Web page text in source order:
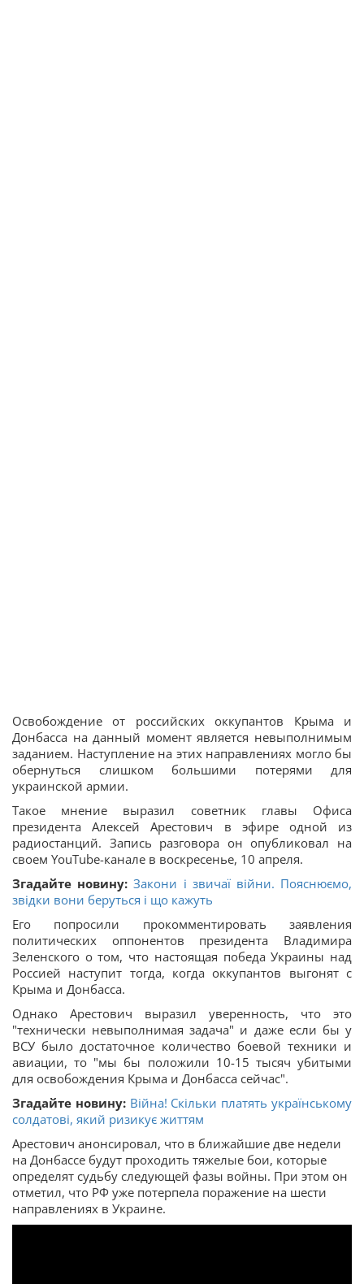
Освобождение от российских оккупантов Крыма и
Донбасса на данный момент является невыполнимым
заданием. Наступление на этих направлениях могло бы
обернуться слишком большими потерями для
украинской армии.
Такое мнение выразил советник главы Офиса
президента Алексей Арестович в эфире одной из
радиостанций. Запись разговора он опубликовал на
своем YouTube-канале в воскресенье, 10 апреля.
Згадайте новину: Закони і звичаї війни. Пояснюємо,
звідки вони беруться і що кажуть
Его попросили прокомментировать заявления
политических оппонентов президента Владимира
Зеленского о том, что настоящая победа Украины над
Россией наступит тогда, когда оккупантов выгонят с
Крыма и Донбасса.
Однако Арестович выразил уверенность, что это
"технически невыполнимая задача" и даже если бы у
ВСУ было достаточное количество боевой техники и
авиации, то "мы бы положили 10-15 тысяч убитыми
для освобождения Крыма и Донбасса сейчас".
Згадайте новину: Війна! Скільки платять українському
солдатові, який ризикує життям
Арестович анонсировал, что в ближайшие две недели
на Донбассе будут проходить тяжелые бои, которые
определят судьбу следующей фазы войны. При этом он
отметил, что РФ уже потерпела поражение на шести
направлениях в Украине.